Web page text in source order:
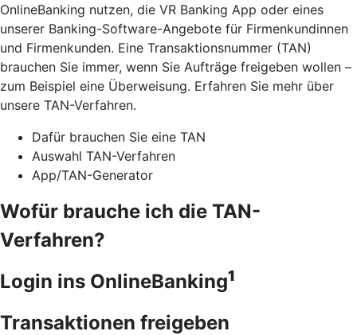
OnlineBanking nutzen, die VR Banking App oder eines
unserer Banking-Software-Angebote für Firmenkundinnen
und Firmenkunden. Eine Transaktionsnummer (TAN)
brauchen Sie immer, wenn Sie Aufträge freigeben wollen –
zum Beispiel eine Überweisung. Erfahren Sie mehr über
unsere TAN-Verfahren.
Dafür brauchen Sie eine TAN
Auswahl TAN-Verfahren
App/TAN-Generator
Wofür brauche ich die TAN-
Verfahren?
Login ins OnlineBanking1
Transaktionen freigeben